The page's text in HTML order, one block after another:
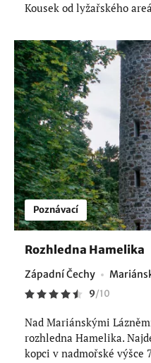
Kousek od lyžařského
Poznávací
Rozhledna Hamelika
Západní Čechy
9/10
Nad Mariánskými
rozhledna Hamelika.
kopci v nadmořské výšce